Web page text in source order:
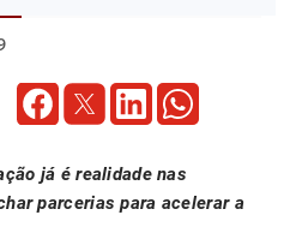
já é realidade nas
parcerias para acelerar a